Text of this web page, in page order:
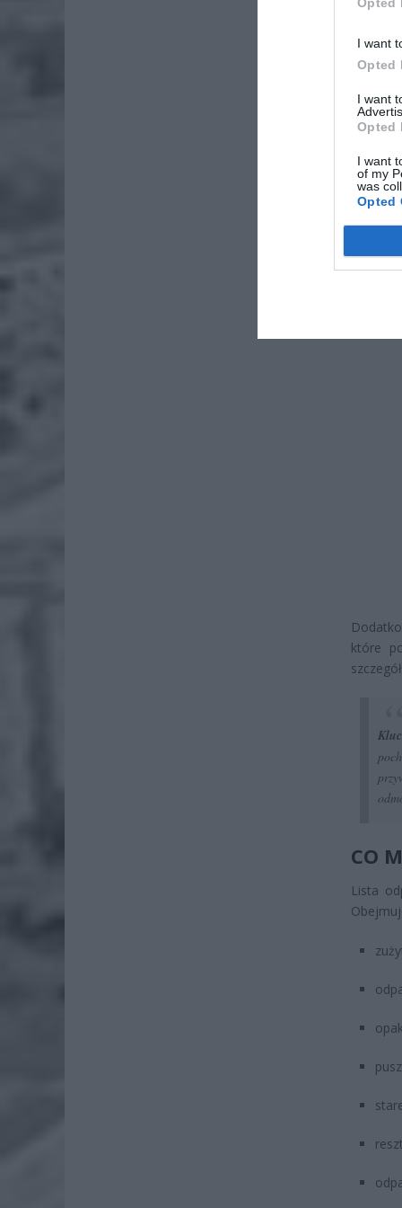
I want
Opted
I want
Opted
I want
of my
was
Opted
7
ul.
ul.
które
CO
Lista